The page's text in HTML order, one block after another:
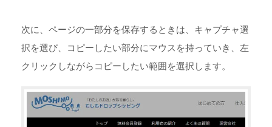
次に、ページの一部分を保存するときは、キャプチャ選
択を選び、コピーしたい部分にマウスを持っていき、左
クリックしながらコピーしたい範囲を選択します。